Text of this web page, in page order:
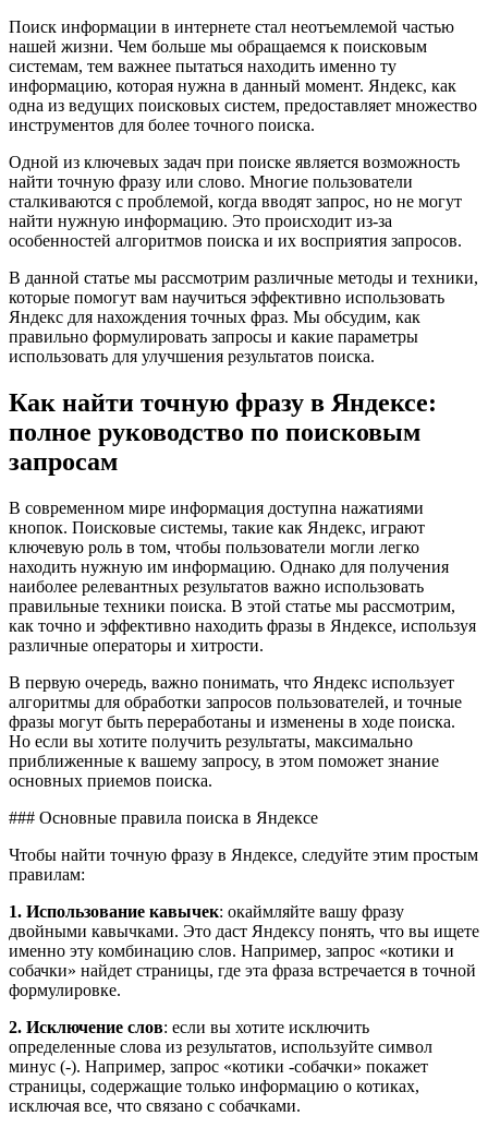
Поиск информации в интернете стал неотъемлемой частью
нашей жизни. Чем больше мы обращаемся к поисковым
системам, тем важнее пытаться находить именно ту
информацию, которая нужна в данный момент. Яндекс, как
одна из ведущих поисковых систем, предоставляет множество
инструментов для более точного поиска.
Одной из ключевых задач при поиске является возможность
найти точную фразу или слово. Многие пользователи
сталкиваются с проблемой, когда вводят запрос, но не могут
найти нужную информацию. Это происходит из-за
особенностей алгоритмов поиска и их восприятия запросов.
В данной статье мы рассмотрим различные методы и техники,
которые помогут вам научиться эффективно использовать
Яндекс для нахождения точных фраз. Мы обсудим, как
правильно формулировать запросы и какие параметры
использовать для улучшения результатов поиска.
Как найти точную фразу в Яндексе:
полное руководство по поисковым
запросам
В современном мире информация доступна нажатиями
кнопок. Поисковые системы, такие как Яндекс, играют
ключевую роль в том, чтобы пользователи могли легко
находить нужную им информацию. Однако для получения
наиболее релевантных результатов важно использовать
правильные техники поиска. В этой статье мы рассмотрим,
как точно и эффективно находить фразы в Яндексе, используя
различные операторы и хитрости.
В первую очередь, важно понимать, что Яндекс использует
алгоритмы для обработки запросов пользователей, и точные
фразы могут быть переработаны и изменены в ходе поиска.
Но если вы хотите получить результаты, максимально
приближенные к вашему запросу, в этом поможет знание
основных приемов поиска.
### Основные правила поиска в Яндексе
Чтобы найти точную фразу в Яндексе, следуйте этим простым
правилам:
1. Использование кавычек: окаймляйте вашу фразу
двойными кавычками. Это даст Яндексу понять, что вы ищете
именно эту комбинацию слов. Например, запрос «котики и
собачки» найдет страницы, где эта фраза встречается в точной
формулировке.
2. Исключение слов: если вы хотите исключить
определенные слова из результатов, используйте символ
минус (-). Например, запрос «котики -собачки» покажет
страницы, содержащие только информацию о котиках,
исключая все, что связано с собачками.